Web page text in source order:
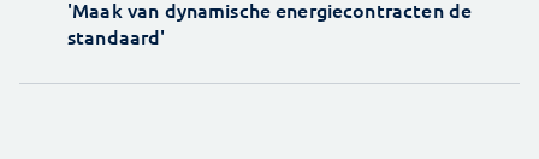
'Maak van dynamische energiecontracten de
standaard'